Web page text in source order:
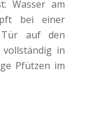
Wasser am
bei einer
auf den
vollständig in
Pfützen im